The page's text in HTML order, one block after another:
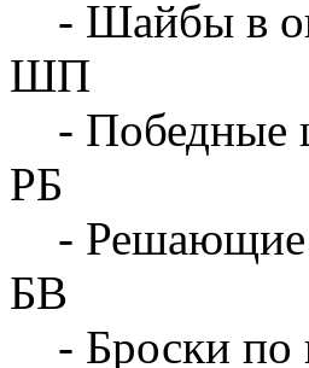
- Шайбы в
ШП
- Победные
РБ
- Решающие
БВ
- Броски по